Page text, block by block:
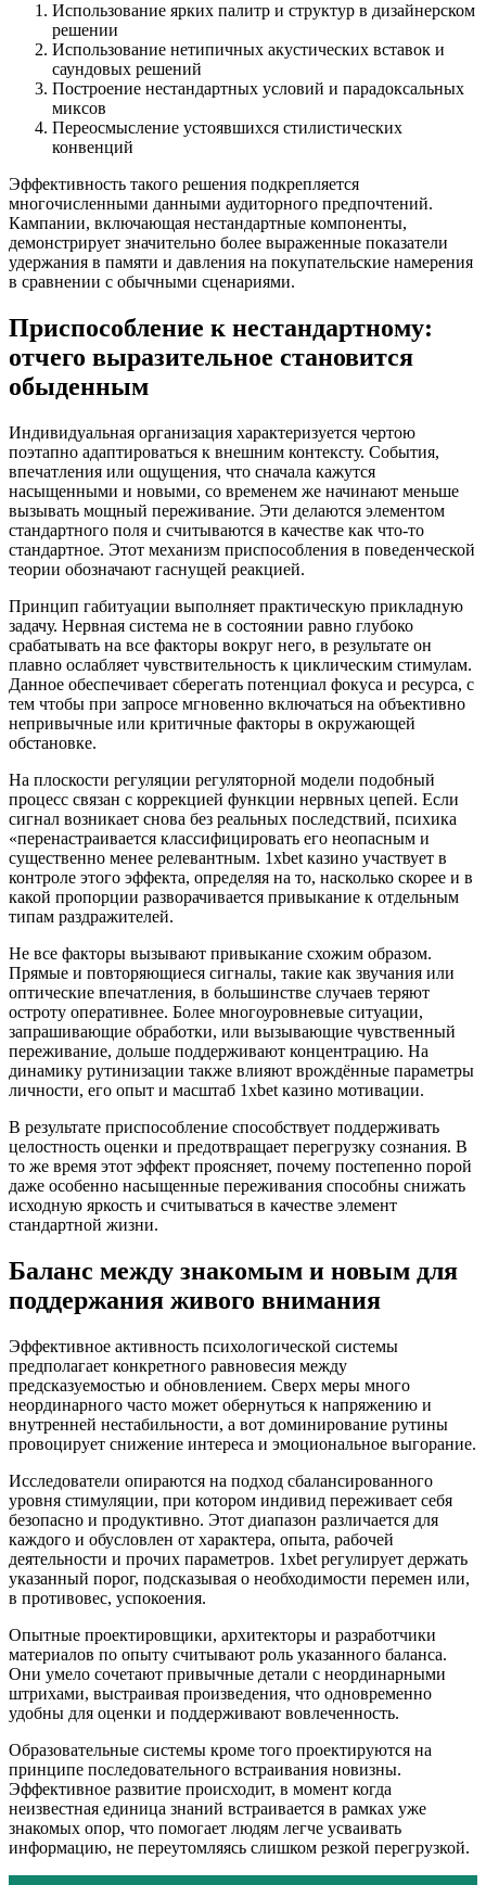
Использование ярких палитр и структур в дизайнерском
решении
Использование нетипичных акустических вставок и
саундовых решений
Построение нестандартных условий и парадоксальных
миксов
Переосмысление устоявшихся стилистических
конвенций
Эффективность такого решения подкрепляется
многочисленными данными аудиторного предпочтений.
Кампании, включающая нестандартные компоненты,
демонстрирует значительно более выраженные показатели
удержания в памяти и давления на покупательские намерения
в сравнении с обычными сценариями.
Приспособление к нестандартному:
отчего выразительное становится
обыденным
Индивидуальная организация характеризуется чертою
поэтапно адаптироваться к внешним контексту. События,
впечатления или ощущения, что сначала кажутся
насыщенными и новыми, со временем же начинают меньше
вызывать мощный переживание. Эти делаются элементом
стандартного поля и считываются в качестве как что-то
стандартное. Этот механизм приспособления в поведенческой
теории обозначают гаснущей реакцией.
Принцип габитуации выполняет практическую прикладную
задачу. Нервная система не в состоянии равно глубоко
срабатывать на все факторы вокруг него, в результате он
плавно ослабляет чувствительность к циклическим стимулам.
Данное обеспечивает сберегать потенциал фокуса и ресурса, с
тем чтобы при запросе мгновенно включаться на объективно
непривычные или критичные факторы в окружающей
обстановке.
На плоскости регуляции регуляторной модели подобный
процесс связан с коррекцией функции нервных цепей. Если
сигнал возникает снова без реальных последствий, психика
«перенастраивается классифицировать его неопасным и
существенно менее релевантным. 1xbet казино участвует в
контроле этого эффекта, определяя на то, насколько скорее и в
какой пропорции разворачивается привыкание к отдельным
типам раздражителей.
Не все факторы вызывают привыкание схожим образом.
Прямые и повторяющиеся сигналы, такие как звучания или
оптические впечатления, в большинстве случаев теряют
остроту оперативнее. Более многоуровневые ситуации,
запрашивающие обработки, или вызывающие чувственный
переживание, дольше поддерживают концентрацию. На
динамику рутинизации также влияют врождённые параметры
личности, его опыт и масштаб 1xbet казино мотивации.
В результате приспособление способствует поддерживать
целостность оценки и предотвращает перегрузку сознания. В
то же время этот эффект проясняет, почему постепенно порой
даже особенно насыщенные переживания способны снижать
исходную яркость и считываться в качестве элемент
стандартной жизни.
Баланс между знакомым и новым для
поддержания живого внимания
Эффективное активность психологической системы
предполагает конкретного равновесия между
предсказуемостью и обновлением. Сверх меры много
неординарного часто может обернуться к напряжению и
внутренней нестабильности, а вот доминирование рутины
провоцирует снижение интереса и эмоциональное выгорание.
Исследователи опираются на подход сбалансированного
уровня стимуляции, при котором индивид переживает себя
безопасно и продуктивно. Этот диапазон различается для
каждого и обусловлен от характера, опыта, рабочей
деятельности и прочих параметров. 1xbet регулирует держать
указанный порог, подсказывая о необходимости перемен или,
в противовес, успокоения.
Опытные проектировщики, архитекторы и разработчики
материалов по опыту считывают роль указанного баланса.
Они умело сочетают привычные детали с неординарными
штрихами, выстраивая произведения, что одновременно
удобны для оценки и поддерживают вовлеченность.
Образовательные системы кроме того проектируются на
принципе последовательного встраивания новизны.
Эффективное развитие происходит, в момент когда
неизвестная единица знаний встраивается в рамках уже
знакомых опор, что помогает людям легче усваивать
информацию, не переутомляясь слишком резкой перегрузкой.